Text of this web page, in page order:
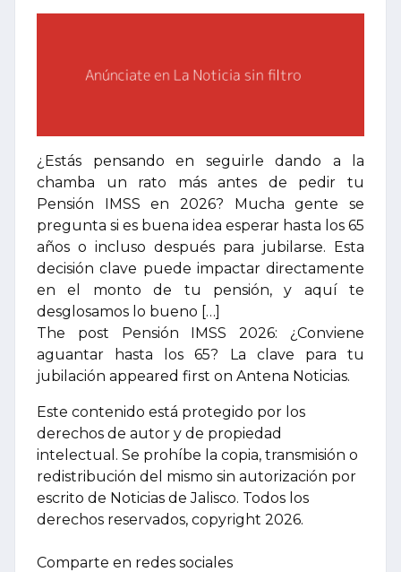
¿Estás pensando en seguirle dando a la
chamba un rato más antes de pedir tu
Pensión IMSS en 2026? Mucha gente se
pregunta si es buena idea esperar hasta los 65
años o incluso después para jubilarse. Esta
decisión clave puede impactar directamente
en el monto de tu pensión, y aquí te
desglosamos lo bueno […]
The post Pensión IMSS 2026: ¿Conviene
aguantar hasta los 65? La clave para tu
jubilación appeared first on Antena Noticias.
Este contenido está protegido por los
derechos de autor y de propiedad
intelectual. Se prohíbe la copia, transmisión o
redistribución del mismo sin autorización por
escrito de Noticias de Jalisco. Todos los
derechos reservados, copyright 2026.
Comparte en redes sociales